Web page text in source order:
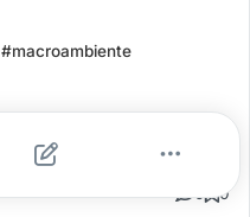
#macroambiente
0 0